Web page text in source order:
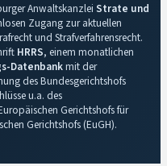
Anwaltskanzlei Strate und
Zugang zur aktuellen
und Strafverfahrensrecht.
HRRS, einem monatlichen
Datenbankmit der
des Bundesgerichtshofs
u.a. des
Gerichtshofs für
Gerichtshofs (EuGH).